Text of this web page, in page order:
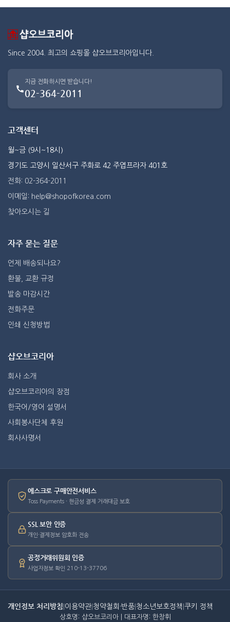
Since 2004. 최고의 쇼핑몰 샵오브코리아입니다.
지금 전화하시면 받습니다!
02-364-2011
고객센터
월~금 (9시~18시)
경기도 고양시 일산서구 주화로 42 주엽프라자 401호
전화: 02-364-2011
이메일: help@shopofkorea.com
찾아오시는 길
자주 묻는 질문
언제 배송되나요?
환불, 교환 규정
발송 마감시간
전화주문
인쇄 신청방법
샵오브코리아
회사 소개
샵오브코리아의 장점
한국어/영어 설명서
사회봉사단체 후원
회사사명서
에스크로 구매안전서비스
Toss Payments · 현금성 결제 거래대금 보호
SSL 보안 인증
개인·결제정보 암호화 전송
공정거래위원회 인증
사업자정보 확인 210-13-37706
개인정보 처리방침 이용약관 청약철회·반품 청소년보호정책 쿠키 정책
상호명: 샵오브코리아 | 대표자명: 한창휘